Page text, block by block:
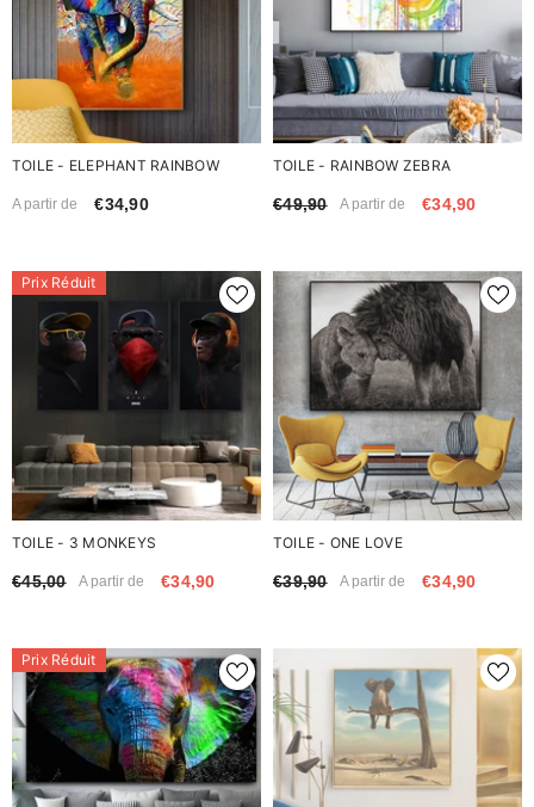
TOILE - ELEPHANT RAINBOW
A partir de €34,90
TOILE - RAINBOW ZEBRA
€49,90 A partir de €34,90
Prix Réduit
TOILE - 3 MONKEYS
€45,00 A partir de €34,90
TOILE - ONE LOVE
€39,90 A partir de €34,90
Prix Réduit